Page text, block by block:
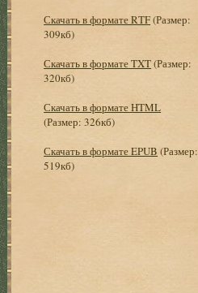
Скачать в формате RTF(Размер:
309кб)
Скачать в формате TXT(Размер:
320кб)
Скачать в формате HTML
(Размер: 326кб)
Скачать в формате EPUB (Размер:
519кб)